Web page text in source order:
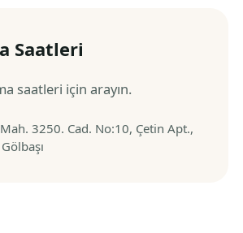
Saatleri
saatleri için arayın.
3250. Cad. No:10, Çetin Apt.,